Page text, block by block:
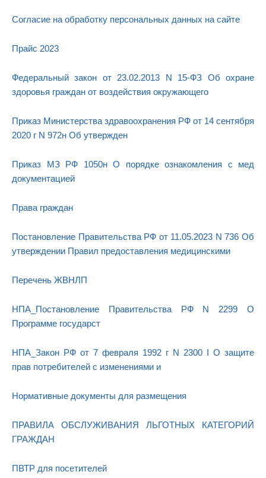
Согласие на обработку персональных данных на сайте
Прайс 2023
Федеральный закон от 23.02.2013 N 15-ФЗ Об охране
здоровья граждан от воздействия окружающего
Приказ Министерства здравоохранения РФ от 14 сентября
2020 г N 972н Об утвержден
Приказ МЗ РФ 1050н О порядке ознакомления с мед
документацией
Права граждан
Постановление Правительства РФ от 11.05.2023 N 736 Об
утверждении Правил предоставления медицинскими
Перечень ЖВНЛП
НПА_Постановление Правительства РФ N 2299 О
Программе государст
НПА_Закон РФ от 7 февраля 1992 г N 2300 I О защите
прав потребителей с изменениями и
Нормативные документы для размещения
ПРАВИЛА ОБСЛУЖИВАНИЯ ЛЬГОТНЫХ КАТЕГОРИЙ
ГРАЖДАН
ПВТР для посетителей